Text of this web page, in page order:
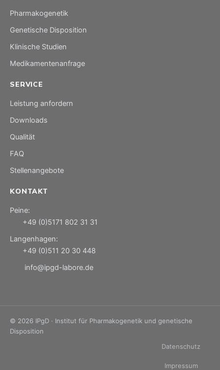
Pharmakogenetik
Genetische Disposition
Klinische Studien
Medikamentenanfrage
SERVICE
Leistung anfordern
Downloads
Qualität
FAQ
Stellenangebote
KONTAKT
Peine:
+49 (0)5171 802 31 31
Langenhagen:
+49 (0)511 20 30 448
info@ipgd-labore.de
© 2026 IPgD · Institut für Pharmakogenetik und genetische
Disposition
Datenschutz
Impressum